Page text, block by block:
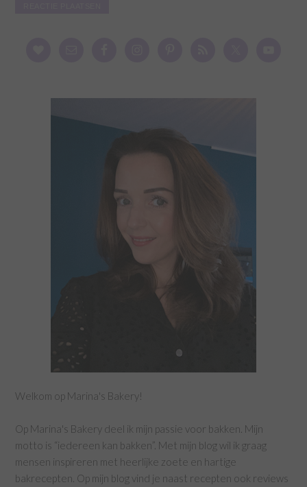
Welkom op Marina's Bakery!
Op Marina's Bakery deel ik mijn passie voor bakken. Mijn
motto is “iedereen kan bakken”. Met mijn blog wil ik graag
mensen inspireren met heerlijke zoete en hartige
bakrecepten. Op mijn blog vind je naast recepten ook reviews